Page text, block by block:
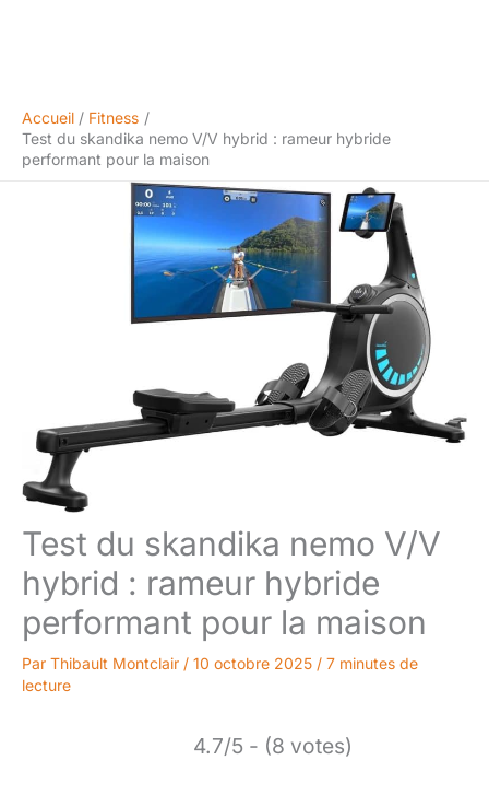
Accueil
Fitness
Test du skandika nemo V/V hybrid : rameur hybride
performant pour la maison
Test du skandika nemo V/V
hybrid : rameur hybride
performant pour la maison
Par Thibault Montclair / 10 octobre 2025 / 7 minutes de
lecture
4.7/5 - (8 votes)